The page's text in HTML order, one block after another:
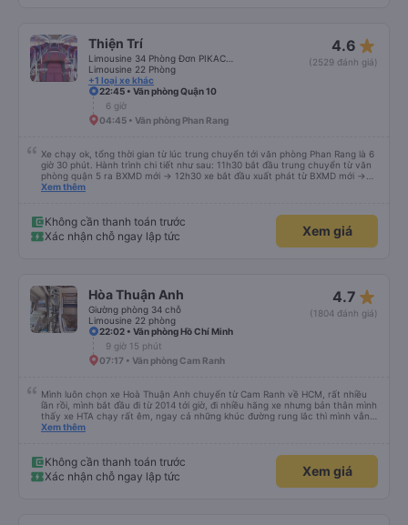
giác nguy hiểm (lái xe nguy hiểm và không thoải mái cho hành khách, xe bảo
trì kém và nhân viên cực kỳ không thân thiện), tôi đánh giá cao Han Café.
Tôi không thể tham gia các chuyến đi qua đêm của họ vì đã hết chỗ, có lẽ
do nhu cầu quá cao! Đừng chần chừ nhé! 👍
Thiện Trí
Limousine 22 Phòng
+1 loại xe khác
4.6 star_rate
(2529 đánh giá)
22:45 • Văn phòng Quận 10
6 giờ
04:45 • Văn phòng Phan Rang
Xe chạy ok, tổng thời gian từ lúc trung chuyển tới văn phòng Phan Rang là 6
giờ 30 phút. Hành trình chi tiết như sau: 11h30 bắt đầu trung chuyển từ văn
phòng quận 5 ra BXMD mới -> 12h30 xe bắt đầu xuất phát từ BXMD mới ->
chạy QL 1A tầm 14h tới Xuân Lộc dừng chân -> sau đó chạy đoạn cao tốc
Xem thêm
Không cần thanh toán trước
Xác nhận chỗ ngay lập tức
Xem giá
Hòa Thuận Anh
Giường phòng 34 chỗ
Limousine 22 phòng
4.7 star_rate
(1804 đánh giá)
22:02 • Văn phòng Hồ Chí Minh
9 giờ 15 phút
07:17 • Văn phòng Cam Ranh
Mình luôn chọn xe Hoà Thuận Anh chuyến từ Cam Ranh về HCM, rất nhiều
lần rồi, mình bắt đầu đi từ 2014 tới giờ, đi nhiều hãng xe nhưng bản thân mình
thấy xe HTA chạy rất êm, ngay cả những khúc đường rung lắc thì mình vẫn
cảm thấy êm, mượt hơn những xe khác. Xe sạch sẽ, mùi ko khó chịu, ví dụ
Xem thêm
Không cần thanh toán trước
Xác nhận chỗ ngay lập tức
Xem giá